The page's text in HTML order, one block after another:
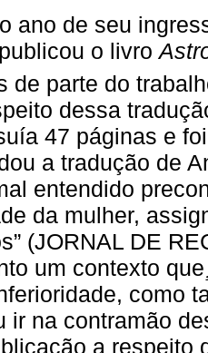
ano de seu
o livro
de parte do
dessa
47 páginas e
a tradução de
entendido
da mulher,
(JORNAL DE
um contexto
como
ir na contramão
a respeito